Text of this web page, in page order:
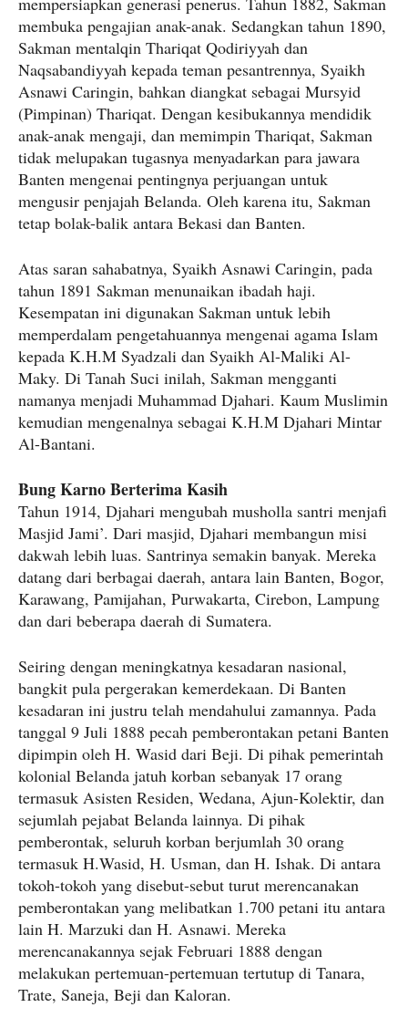
membuka pengajian anak-anak. Sedangkan tahun 1890,
Sakman mentalqin Thariqat Qodiriyyah dan
Naqsabandiyyah kepada teman pesantrennya, Syaikh
Asnawi Caringin, bahkan diangkat sebagai Mursyid
(Pimpinan) Thariqat. Dengan kesibukannya mendidik
anak-anak mengaji, dan memimpin Thariqat, Sakman
tidak melupakan tugasnya menyadarkan para jawara
Banten mengenai pentingnya perjuangan untuk
mengusir penjajah Belanda. Oleh karena itu, Sakman
tetap bolak-balik antara Bekasi dan Banten.
Atas saran sahabatnya, Syaikh Asnawi Caringin, pada
tahun 1891 Sakman menunaikan ibadah haji.
Kesempatan ini digunakan Sakman untuk lebih
memperdalam pengetahuannya mengenai agama Islam
kepada K.H.M Syadzali dan Syaikh Al-Maliki Al-
Maky. Di Tanah Suci inilah, Sakman mengganti
namanya menjadi Muhammad Djahari. Kaum Muslimin
kemudian mengenalnya sebagai K.H.M Djahari Mintar
Al-Bantani.
Bung Karno Berterima Kasih
Tahun 1914, Djahari mengubah musholla santri menjafi
Masjid Jami’. Dari masjid, Djahari membangun misi
dakwah lebih luas. Santrinya semakin banyak. Mereka
datang dari berbagai daerah, antara lain Banten, Bogor,
Karawang, Pamijahan, Purwakarta, Cirebon, Lampung
dan dari beberapa daerah di Sumatera.
Seiring dengan meningkatnya kesadaran nasional,
bangkit pula pergerakan kemerdekaan. Di Banten
kesadaran ini justru telah mendahului zamannya. Pada
tanggal 9 Juli 1888 pecah pemberontakan petani Banten
dipimpin oleh H. Wasid dari Beji. Di pihak pemerintah
kolonial Belanda jatuh korban sebanyak 17 orang
termasuk Asisten Residen, Wedana, Ajun-Kolektir, dan
sejumlah pejabat Belanda lainnya. Di pihak
pemberontak, seluruh korban berjumlah 30 orang
termasuk H.Wasid, H. Usman, dan H. Ishak. Di antara
tokoh-tokoh yang disebut-sebut turut merencanakan
pemberontakan yang melibatkan 1.700 petani itu antara
lain H. Marzuki dan H. Asnawi. Mereka
merencanakannya sejak Februari 1888 dengan
melakukan pertemuan-pertemuan tertutup di Tanara,
Trate, Saneja, Beji dan Kaloran.